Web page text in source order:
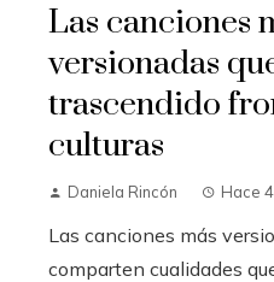
Las canciones
versionadas
trascendido
culturas
Daniela Rincón Hace
Las canciones más
comparten cualidades